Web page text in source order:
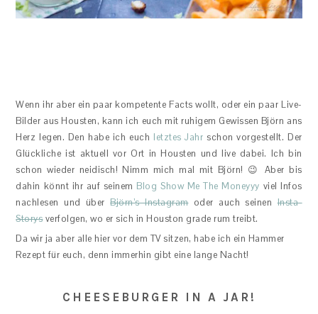
Wenn ihr aber ein paar kompetente Facts wollt, oder ein paar Live-
Bilder aus Housten, kann ich euch mit ruhigem Gewissen Björn ans
Herz legen. Den habe ich euch letztes Jahr schon vorgestellt. Der
Glückliche ist aktuell vor Ort in Housten und live dabei. Ich bin
schon wieder neidisch! Nimm mich mal mit Björn! 😉 Aber bis
dahin könnt ihr auf seinem Blog Show Me The Moneyyy viel Infos
nachlesen und überBjörn’s Instagramoder auch seinenInsta-
Storysverfolgen, wo er sich in Houston grade rum treibt.
Da wir ja aber alle hier vor dem TV sitzen, habe ich ein Hammer
Rezept für euch, denn immerhin gibt eine lange Nacht!
CHEESEBURGER IN A JAR!